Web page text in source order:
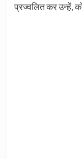
प्रज्वलित कर उन्हें,